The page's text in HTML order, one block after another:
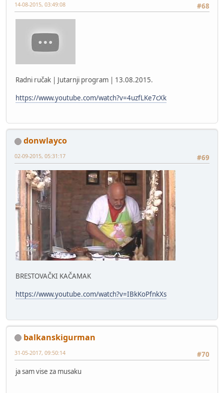
#68
14-08-2015, 03:49:08
Radni ručak | Jutarnji program | 13.08.2015.
https://www.youtube.com/watch?v=4uzfLKe7cXk
donwlayco
#69
02-09-2015, 05:31:17
BRESTOVAČKI KAČAMAK
https://www.youtube.com/watch?v=IBkKoPfnkXs
balkanskigurman
#70
31-05-2017, 09:50:14
ja sam vise za musaku